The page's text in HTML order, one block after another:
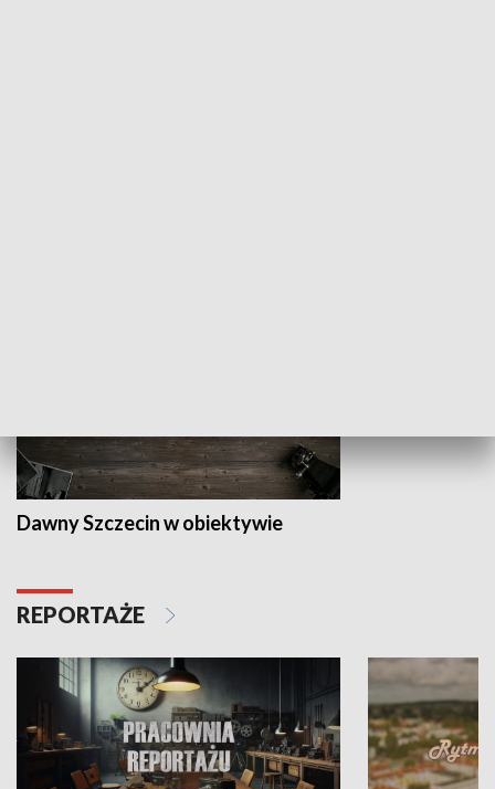
Dawny Szczecin w obiektywie
REPORTAŻE